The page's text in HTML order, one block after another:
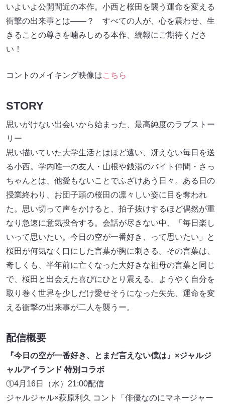
いよいよ公開間近の本作。小西と桜田を襲う運命を変える
衝撃の出来事とは――？ すべての人が、心を震わせ、生
きることの尊さを噛みしめる本作、続報にご期待くださ
い！
コントのメイキング映像はこちら
STORY
思いがけない出会いから始まった、最高純度のラブストー
リー
思い描いていた大学生活とはほど遠い、冴えない毎日を送
る小西。学内唯一の友人・山根や銭湯のバイト仲間・さっ
ちゃんとは、他愛もないことでふざけあう日々。ある日の
授業終わり、お団子頭の桜田の凛々しい姿に目を奪われ
た。思い切って声をかけると、拍子抜けするほど偶然が重
なり急速に意気投合する。会話が尽きない中、「毎日楽し
いって思いたい。今日の空が一番好き、って思いたい」と
桜田が何気なく口にした言葉が胸に刺さる。その言葉は、
奇しくも、半年前に亡くなった大好きな祖母の言葉と同じ
で、桜田と出会えた喜びにひとり震える。ようやく自分を
取り巻く世界を少しだけ愛せそうになった矢先、運命を変
える衝撃の出来事が二人を襲うー。
配信概要
『今日の空が一番好き、とまだ言えない僕は』×ジャルジ
ャルアイランド 特別コラボ
①4月16日（水）21:00配信
ジャルジャル×萩原利久 コント「俳優なのにマネージャー